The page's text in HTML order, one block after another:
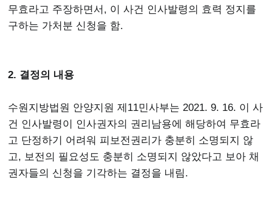
무효라고 주장하면서, 이 사건 인사발령의 효력 정지를
구하는 가처분 신청을 함.
2. 결정의 내용
수원지방법원 안양지원 제11민사부는 2021. 9. 16. 이 사
건 인사발령이 인사권자의 권리남용에 해당하여 무효라
고 단정하기 어려워 피보전권리가 충분히 소명되지 않
고, 보전의 필요성도 충분히 소명되지 않았다고 보아 채
권자들의 신청을 기각하는 결정을 내림.